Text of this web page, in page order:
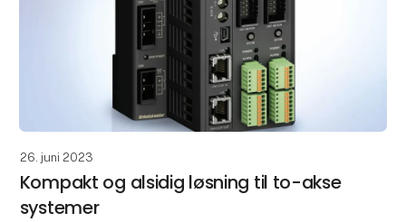
26. juni 2023
Kompakt og alsidig løsning til to-akse
systemer